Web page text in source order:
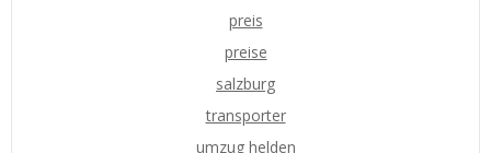
preis
preise
salzburg
transporter
umzug helden